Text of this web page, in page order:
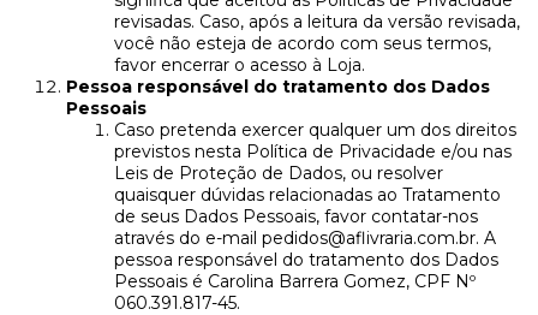
revisadas. Caso, após a leitura da versão revisada,
você não esteja de acordo com seus termos,
favor encerrar o acesso à Loja.
Pessoa responsável do tratamento dos Dados
Pessoais
Caso pretenda exercer qualquer um dos direitos
previstos nesta Política de Privacidade e/ou nas
Leis de Proteção de Dados, ou resolver
quaisquer dúvidas relacionadas ao Tratamento
de seus Dados Pessoais, favor contatar-nos
através do e-mail pedidos@aflivraria.com.br. A
pessoa responsável do tratamento dos Dados
Pessoais é Carolina Barrera Gomez, CPF Nº
060.391.817-45.